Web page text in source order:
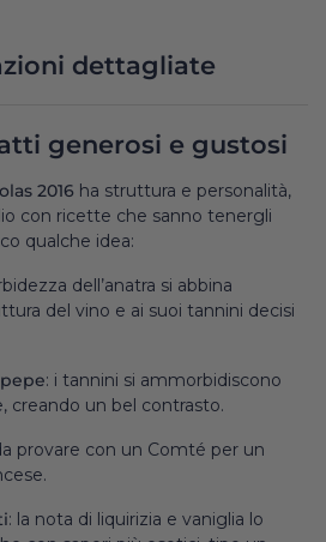
dettagliate
generosi e gustosi
2016 ha struttura e personalità,
con ricette che sanno tenergli
qualche idea:
dell’anatra si abbina
del vino e ai suoi tannini decisi
: i tannini si ammorbidiscono
creando un bel contrasto.
provare con un Comté per un
: la nota di liquirizia e vaniglia lo